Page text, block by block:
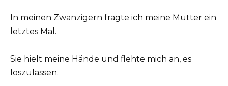
In meinen Zwanzigern fragte ich meine Mutter ein
letztes Mal.
Sie hielt meine Hände und flehte mich an, es
loszulassen.